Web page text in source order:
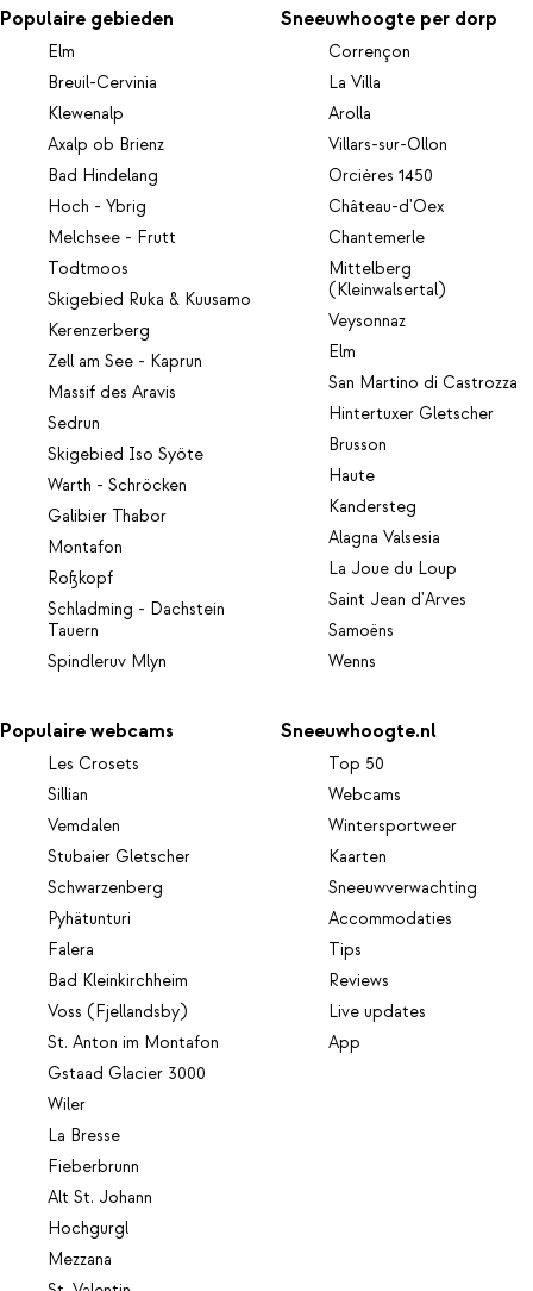
Populaire gebieden
Elm
Breuil-Cervinia
Klewenalp
Axalp ob Brienz
Bad Hindelang
Hoch - Ybrig
Melchsee - Frutt
Todtmoos
Skigebied Ruka & Kuusamo
Kerenzerberg
Zell am See - Kaprun
Massif des Aravis
Sedrun
Skigebied Iso Syöte
Warth - Schröcken
Galibier Thabor
Montafon
Roßkopf
Schladming - Dachstein
Tauern
Spindleruv Mlyn
Sneeuwhoogte per dorp
Corrençon
La Villa
Arolla
Villars-sur-Ollon
Orcières 1450
Château-d'Oex
Chantemerle
Mittelberg
(Kleinwalsertal)
Veysonnaz
Elm
San Martino di Castrozza
Hintertuxer Gletscher
Brusson
Haute
Kandersteg
Alagna Valsesia
La Joue du Loup
Saint Jean d'Arves
Samoëns
Wenns
Populaire webcams
Les Crosets
Sillian
Vemdalen
Stubaier Gletscher
Schwarzenberg
Pyhätunturi
Falera
Bad Kleinkirchheim
Voss (Fjellandsby)
St. Anton im Montafon
Gstaad Glacier 3000
Wiler
La Bresse
Fieberbrunn
Alt St. Johann
Hochgurgl
Mezzana
Sneeuwhoogte.nl
Top 50
Webcams
Wintersportweer
Kaarten
Sneeuwverwachting
Accommodaties
Tips
Reviews
Live updates
App